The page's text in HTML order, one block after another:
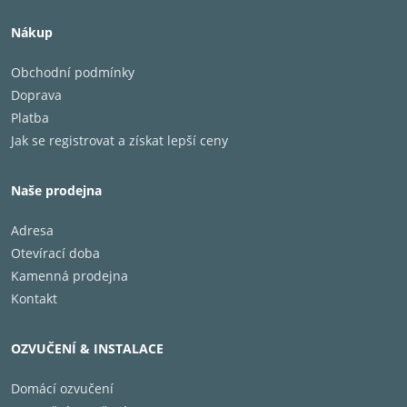
1" (25 mm)výškový reproduktor s kalotou z
eloxovaného hliníku a akustickou čočkou je
propojený s hornovým zvukovodem s patentovanou
pro JBL Professional M2 Master Reference Monitor.
Nová generace zvukovodu HDI™ prošla u
reproduktorů řady STAGE 2 upgradem, aby lépe
Nákup
Obchodní podmínky
Doprava
Platba
Jak se registrovat a získat lepší ceny
Naše prodejna
Adresa
Otevírací doba
Kamenná prodejna
Kontakt
OZVUČENÍ & INSTALACE
Domácí ozvučení